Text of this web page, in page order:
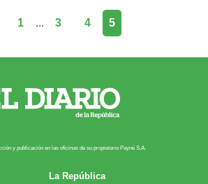
1 ... 3 4 5
y publicación en las oficinas de su propietario Payn​é S.A.
La República